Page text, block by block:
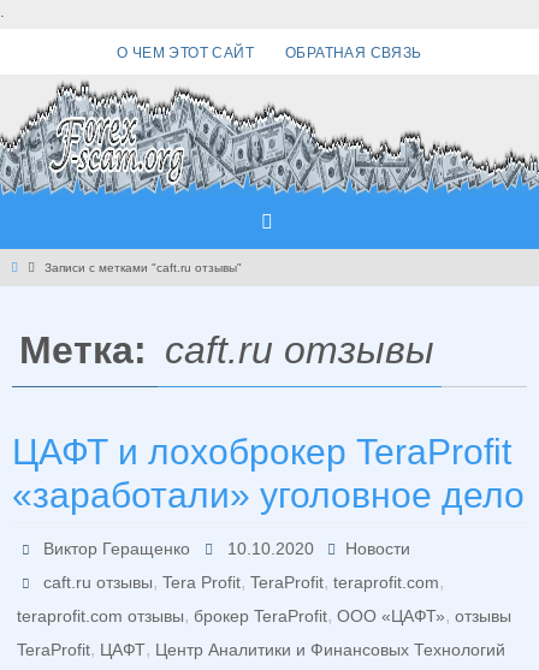
.
О ЧЕМ ЭТОТ САЙТ ОБРАТНАЯ СВЯЗЬ
Главная
Записи с метками "caft.ru отзывы"
Метка: caft.ru отзывы
ЦАФТ и лохоброкер TeraProfit
«заработали» уголовное дело
Виктор Геращенко 10.10.2020
Новости
caft.ru отзывы,Tera Profit,TeraProfit,teraprofit.com,
teraprofit.com отзывы, брокер TeraProfit, ООО «ЦАФТ», отзывы
TeraProfit, ЦАФТ, Центр Аналитики и Финансовых Технологий